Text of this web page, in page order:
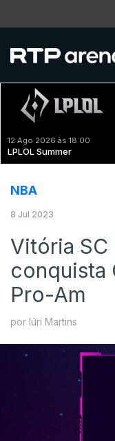
12 Ago 2026 às 18:00
LPLOL Summer
NBA
8 Jul 2023
Vitória SC
conquista
Pro-Am
por Iúri Martins